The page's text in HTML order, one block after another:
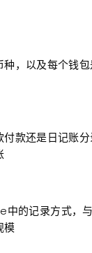
，以及每个钱
款还是日记账
中的记录方式，
模